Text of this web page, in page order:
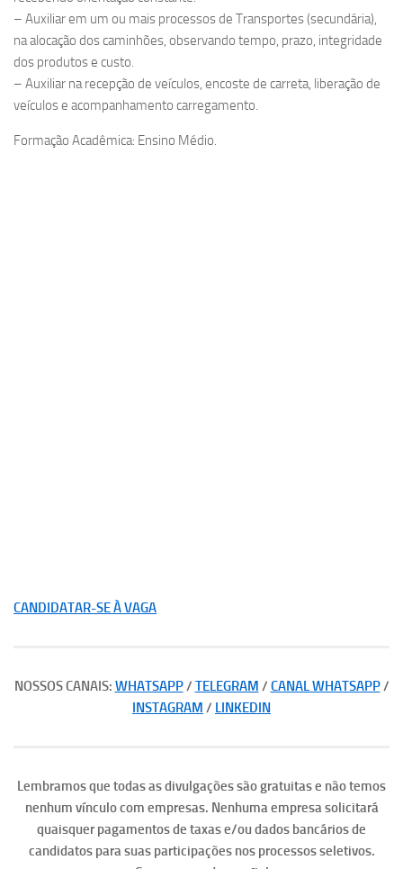
– Auxiliar em um ou mais processos de Transportes (secundária),
na alocação dos caminhões, observando tempo, prazo, integridade
dos produtos e custo.
– Auxiliar na recepção de veículos, encoste de carreta, liberação de
veículos e acompanhamento carregamento.
Formação Acadêmica: Ensino Médio.
CANDIDATAR-SE À VAGA
NOSSOS CANAIS: WHATSAPP/ TELEGRAM / CANAL WHATSAPP/
INSTAGRAM / LINKEDIN
Lembramos que todas as divulgações são gratuitas e não temos
nenhum vínculo com empresas. Nenhuma empresa solicitará
quaisquer pagamentos de taxas e/ou dados bancários de
candidatos para suas participações nos processos seletivos.